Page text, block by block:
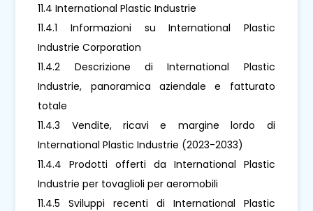
11.4 International Plastic Industrie
11.4.1 Informazioni su International Plastic
Industrie Corporation
11.4.2 Descrizione di International Plastic
Industrie, panoramica aziendale e fatturato
totale
11.4.3 Vendite, ricavi e margine lordo di
International Plastic Industrie (2023-2033)
11.4.4 Prodotti offerti da International Plastic
Industrie per tovaglioli per aeromobili
11.4.5 Sviluppi recenti di International Plastic